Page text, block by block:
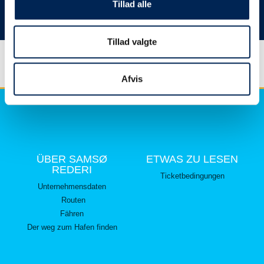
Tillad alle
Tillad valgte
Afvis
Vielen Dank für Ihr Verständnis.
ÜBER SAMSØ
REDERI
Unternehmensdaten
Routen
Fähren
Der weg zum Hafen finden
ETWAS ZU LESEN
Ticketbedingungen